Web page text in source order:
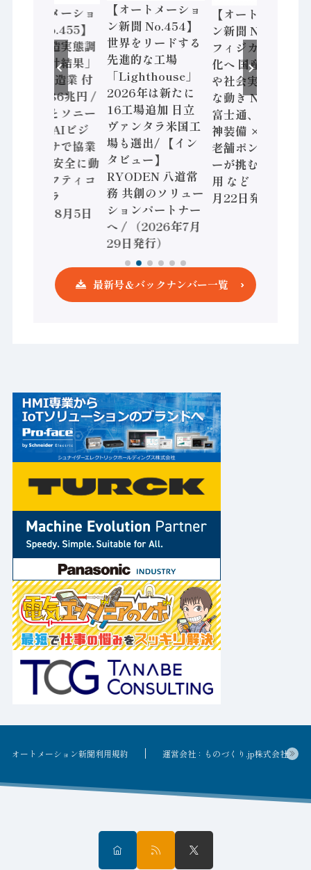
【オートメーショ
ン新聞 No.455】
「経済構造実態調
査二次集計結果」
2024年製造業 付
加価値額86兆円 /
三菱電機とソニー
セミコン AIビジ
ョンセンサで協業
/ IDEC、安全に動
かすセーフティコ
ントローラ
（2026年8月5日
【オートメーショ
ン新聞 No.454】
世界をリードする
先進的な工場
「Lighthouse」
2026年は新たに
16工場追加 日立
ヴァンタラ米国工
場も選出/ 【イン
タビュー】
RYODEN 八道常
務 共創のソリュー
ションパートナー
へ / （2026年7月
29日発行）
【オートメーショ
ン新聞 No.453】
フィジカルAI本格
化へ 国産AI開発
や社会実装に活発
な動き Noetra、
富士通、日立 / 兵
神装備 × HMS、
老舗ポンプメーカ
ーが挑むデータ活
用 など（2026年7
月22日発行）
最新号＆バックナンバー一覧
オートメーション新聞利用規約 運営会社：ものづくり.jp株式会社